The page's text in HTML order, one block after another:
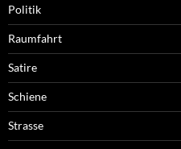
Politik
Raumfahrt
Satire
Schiene
Strasse